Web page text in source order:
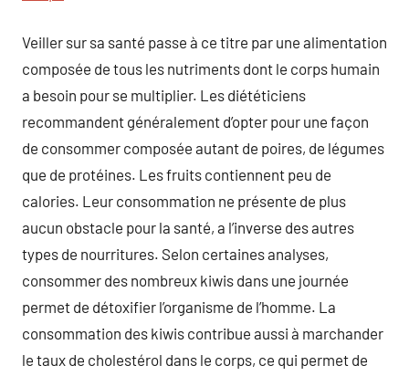
Veiller sur sa santé passe à ce titre par une alimentation
composée de tous les nutriments dont le corps humain
a besoin pour se multiplier. Les diététiciens
recommandent généralement d’opter pour une façon
de consommer composée autant de poires, de légumes
que de protéines. Les fruits contiennent peu de
calories. Leur consommation ne présente de plus
aucun obstacle pour la santé, a l’inverse des autres
types de nourritures. Selon certaines analyses,
consommer des nombreux kiwis dans une journée
permet de détoxifier l’organisme de l’homme. La
consommation des kiwis contribue aussi à marchander
le taux de cholestérol dans le corps, ce qui permet de